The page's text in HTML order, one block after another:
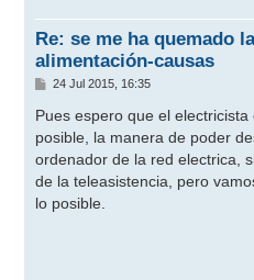
Re: se me ha quemado
alimentación-causas
M
n
s
a
e
24 Jul 2015, 16:35
Pues espero que el
posible, la manera de poder
ordenador de la red electrica,
de la teleasistencia, pero
lo posible.